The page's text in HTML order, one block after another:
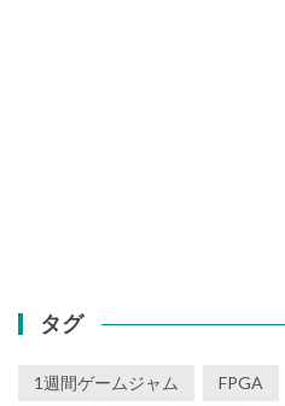
タグ
1週間ゲームジャム FPGA